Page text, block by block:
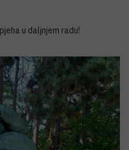
u daljnjem radu!